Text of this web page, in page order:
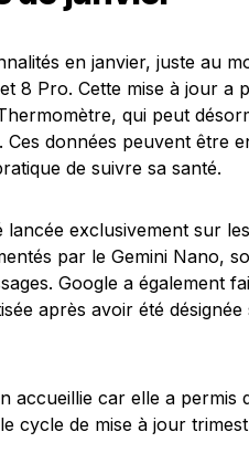
en janvier, juste au
8 Pro. Cette mise à jour a
qui peut
données peuvent être
de suivre sa santé.
exclusivement sur
par le Gemini Nano,
Google a également
après avoir été
accueillie car elle a permis
cycle de mise à jour